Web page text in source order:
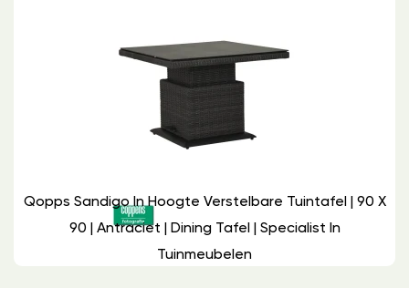
Qopps Sandigo In Hoogte Verstelbare Tuintafel | 90 X
90 | Antraciet | Dining Tafel | Specialist In
Tuinmeubelen